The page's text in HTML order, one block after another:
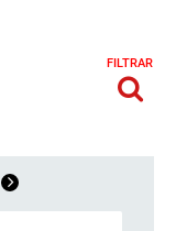
FILTRAR